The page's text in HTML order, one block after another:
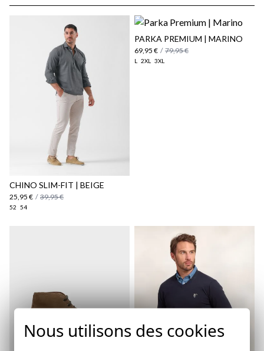
Politique d'expédition
ici
CHINO SLIM-FIT | BEIGE
25,95 € / 39,95 €
52 54
PARKA PREMIUM | MARINO
69,95 € / 79,95 €
L 2XL 3XL
Nous utilisons des cookies